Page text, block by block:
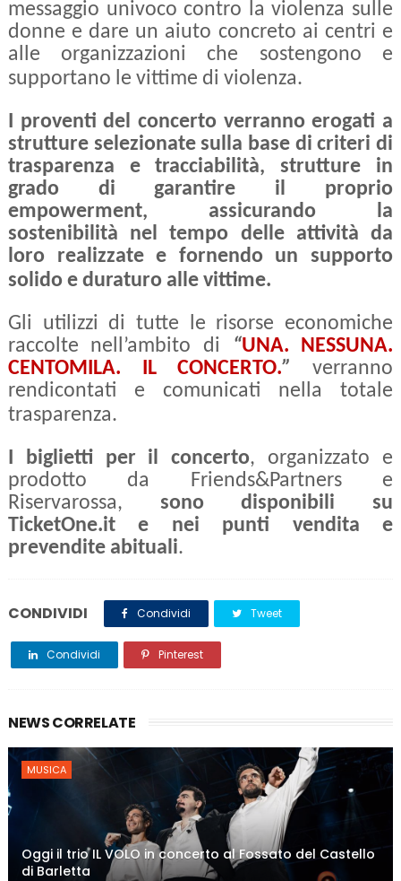
messaggio univoco contro la violenza sulle
donne e dare un aiuto concreto ai centri e
alle organizzazioni che sostengono e
supportano le vittime di violenza.
I proventi del concerto verranno erogati a
strutture selezionate sulla base di criteri di
trasparenza e tracciabilità, strutture in
grado di garantire il proprio
empowerment, assicurando la
sostenibilità nel tempo delle attività da
loro realizzate e fornendo un supporto
solido e duraturo alle vittime.
Gli utilizzi di tutte le risorse economiche
raccolte nell’ambito di
“UNA. NESSUNA.
CENTOMILA. IL CONCERTO.” verranno
rendicontati e comunicati nella totale
trasparenza.
I biglietti per il concerto, organizzato e
prodotto da Friends&Partners e
Riservarossa, sono disponibili su
TicketOne.it e nei punti vendita e
prevendite abituali.
CONDIVIDI Condividi Tweet
Condividi Pinterest
NEWS CORRELATE
MUSICA
Oggi il trio IL VOLO in concerto al Fossato del Castello
di Barletta